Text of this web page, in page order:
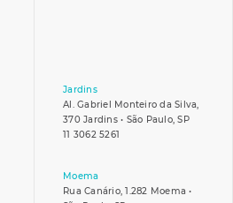
Jardins
Al. Gabriel Monteiro da Silva,
370 Jardins • São Paulo, SP
11 3062 5261
Moema
Rua Canário, 1.282 Moema •